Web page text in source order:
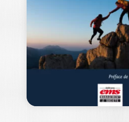
BERNARD COULATY
Tout est changement
monde du travail est
le…